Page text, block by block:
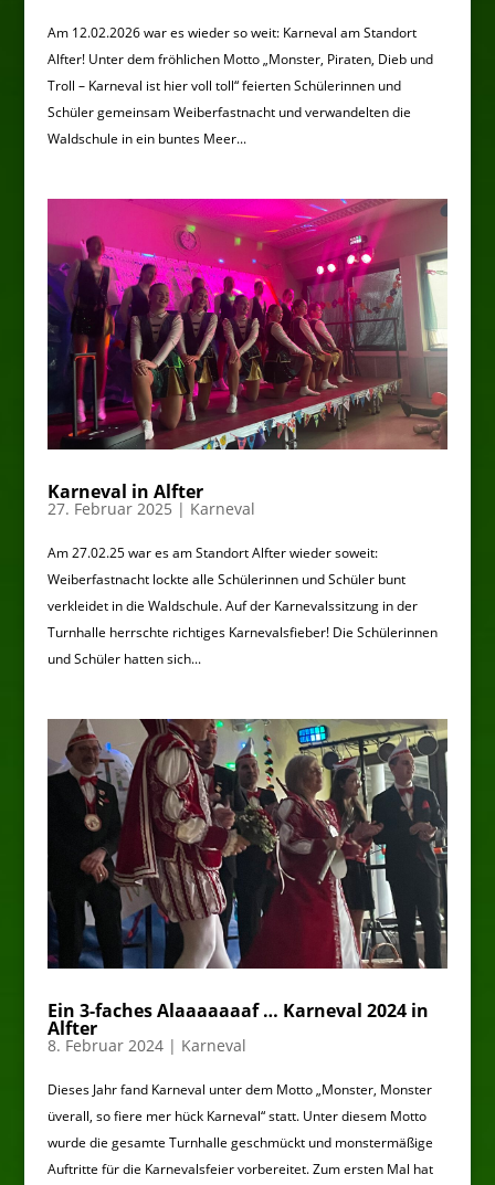
Am 12.02.2026 war es wieder so weit: Karneval am Standort
Alfter! Unter dem fröhlichen Motto „Monster, Piraten, Dieb und
Troll – Karneval ist hier voll toll“ feierten Schülerinnen und
Schüler gemeinsam Weiberfastnacht und verwandelten die
Waldschule in ein buntes Meer...
Karneval in Alfter
27. Februar 2025 | Karneval
Am 27.02.25 war es am Standort Alfter wieder soweit:
Weiberfastnacht lockte alle Schülerinnen und Schüler bunt
verkleidet in die Waldschule. Auf der Karnevalssitzung in der
Turnhalle herrschte richtiges Karnevalsfieber! Die Schülerinnen
und Schüler hatten sich...
Ein 3-faches Alaaaaaaaf … Karneval 2024 in
Alfter
8. Februar 2024| Karneval
Dieses Jahr fand Karneval unter dem Motto „Monster, Monster
üverall, so fiere mer hück Karneval“ statt. Unter diesem Motto
wurde die gesamte Turnhalle geschmückt und monstermäßige
Auftritte für die Karnevalsfeier vorbereitet. Zum ersten Mal hat